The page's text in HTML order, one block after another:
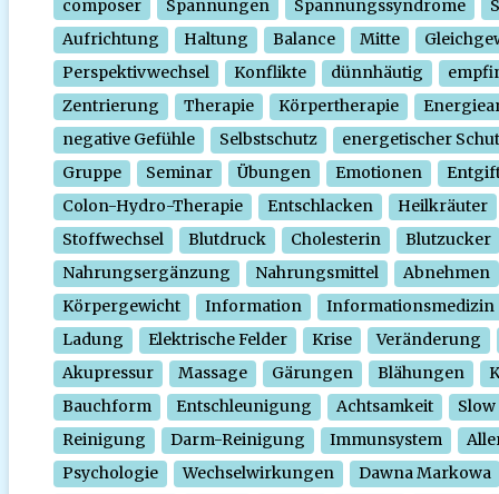
composer Spannungen Spannungssyndrome
Aufrichtung
Haltung Balance Mitte
Perspektivwechsel
Konflikte dünnhäutig
Zentrierung
Therapie Körpertherapie
negative Gefühle
Selbstschutz
energetischer
Gruppe
Seminar Übungen Emotionen
Colon-Hydro-Therapie
Entschlacken
Heilkräuter
Stoffwechsel
Blutdruck Cholesterin
Blutzucker
Nahrungsergänzung
Nahrungsmittel
Abnehmen
Körpergewicht
Information
Informationsmedizin
Ladung
Elektrische Felder Krise
Veränderung
Akupressur
Massage Gärungen Blähungen
Bauchform
Entschleunigung Achtsamkeit
Slow
Reinigung
Darm-Reinigung Immunsystem
Psychologie
Wechselwirkungen
Dawna Markowa